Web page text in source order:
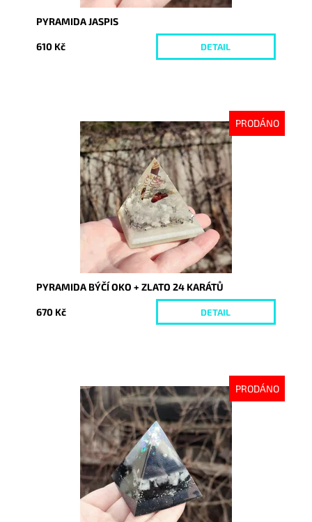
PYRAMIDA JASPIS
610 Kč DETAIL
PRODÁNO
Dostupnost:
Vyprodáno
8069
PYRAMIDA BÝČÍ OKO + ZLATO 24 KARÁTŮ
670 Kč DETAIL
PRODÁNO
Dostupnost:
Vyprodáno
8078